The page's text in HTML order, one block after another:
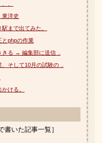
、
東洋史
まで出てみた。
とphpの作業
きる → 編集部に送信 ..
そして10月の試験の ..
ける。
書いた記事一覧］